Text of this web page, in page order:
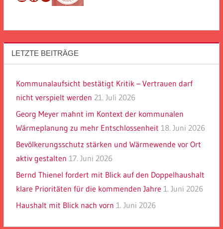
LETZTE BEITRÄGE
Kommunalaufsicht bestätigt Kritik – Vertrauen darf
nicht verspielt werden 21. Juli 2026
Georg Meyer mahnt im Kontext der kommunalen
Wärmeplanung zu mehr Entschlossenheit 18. Juni 2026
Bevölkerungsschutz stärken und Wärmewende vor Ort
aktiv gestalten 17. Juni 2026
Bernd Thienel fordert mit Blick auf den Doppelhaushalt
klare Prioritäten für die kommenden Jahre 1. Juni 2026
Haushalt mit Blick nach vorn 1. Juni 2026